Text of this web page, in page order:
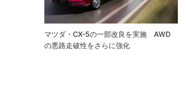
ョ
ン
マツダ・CX-5の一部改良を実施 AWD
の悪路走破性をさらに強化